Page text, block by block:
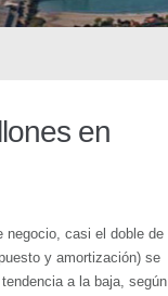
en
negocio, casi el doble de
y amortización) se
a la baja, según